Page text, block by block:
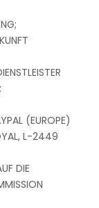
(EUROPE)
L-2449
DIE